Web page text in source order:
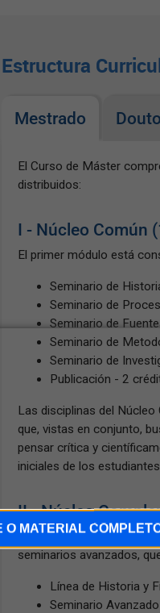
O MATERIAL
Estructura
Mestrado
El Curso de Máster
distribuidos:
I - Núcleo Común
El primer módulo está
Seminario de
Seminario de
Seminario de
Seminario de
Seminario de
Publicación - 2
Las disciplinas del
que, vistas en conjunto,
pensar crítica y
iniciales de los
II - Núcleo
El segundo módulo se
seminarios avanzados,
Línea de Historia y
Seminario